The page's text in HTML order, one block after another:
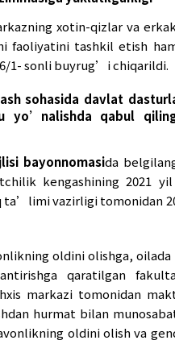
huquq va
2020 yil 20
132-sonli
tashxis markazida
sanasi va
va
yil 20
xotin-qizlar va
tashkil etish